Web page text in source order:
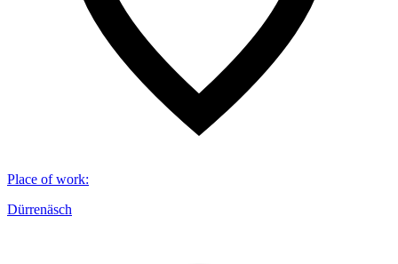
Place of work:
Dürrenäsch